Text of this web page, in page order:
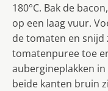
180°C. Bak de
op een laag vuur.
de tomaten en snijd
tomatenpuree toe
aubergineplakken
beide kanten bruin